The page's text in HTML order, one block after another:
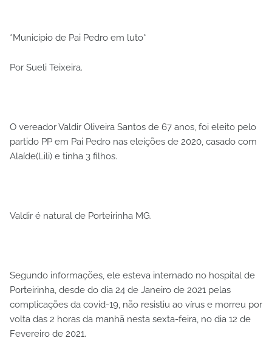
*Município de Pai Pedro em luto*
Por Sueli Teixeira.
O vereador Valdir Oliveira Santos de 67 anos, foi eleito pelo
partido PP em Pai Pedro nas eleições de 2020, casado com
Alaíde(Lili) e tinha 3 filhos.
Valdir é natural de Porteirinha MG.
Segundo informações, ele esteva internado no hospital de
Porteirinha, desde do dia 24 de Janeiro de 2021 pelas
complicações da covid-19, não resistiu ao vírus e morreu por
volta das 2 horas da manhã nesta sexta-feira, no dia 12 de
Fevereiro de 2021.